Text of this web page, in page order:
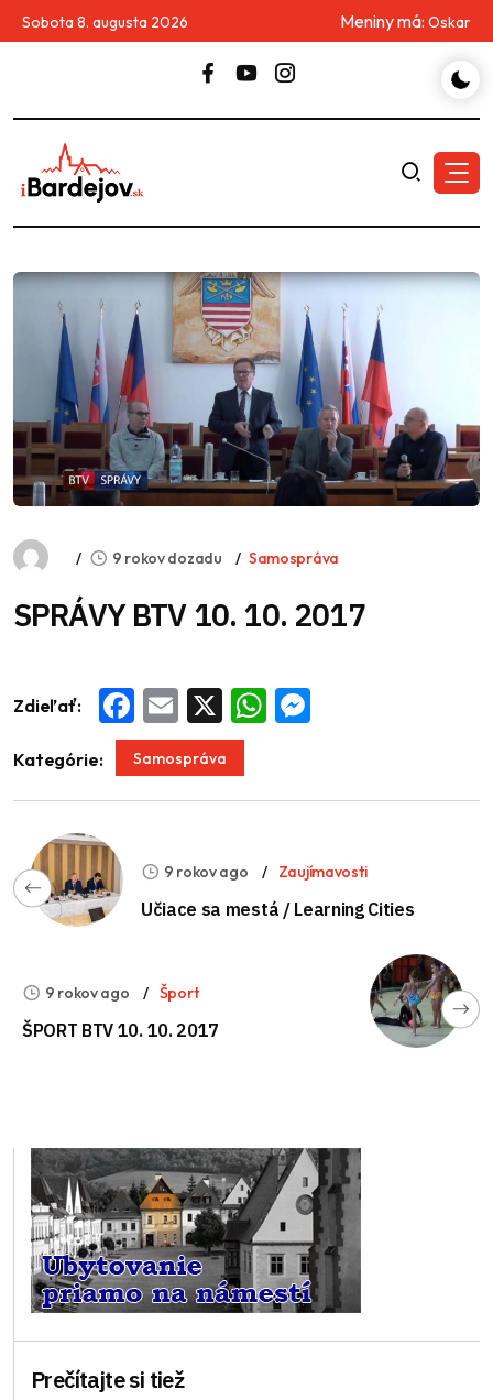
Sobota 8. augusta 2026 Meniny má: Oskar
9 rokov dozadu Samospráva
SPRÁVY BTV 10. 10. 2017
Zdieľať: Facebook
Email WhatsApp
Kategórie: Samospráva
9 rokov ago Zaujímavosti
Učiace sa mestá / Learning Cities
9 rokov ago Šport
ŠPORT BTV 10. 10. 2017
Prečítajte si tiež